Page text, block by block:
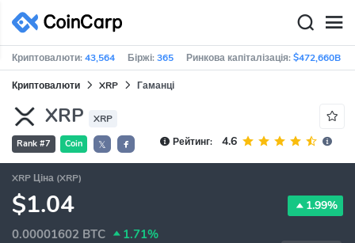
Криптовалюти:43,564 Біржі:365 Ринкова капіталізація:$472,660B
Криптовалюти XRP Гаманці
XRP XRP
Rank #7 Coin 𝕏 Рейтинг: 4.6
XRP Ціна (XRP)
$1.04 1.99%
0.00001602 BTC 1.71%